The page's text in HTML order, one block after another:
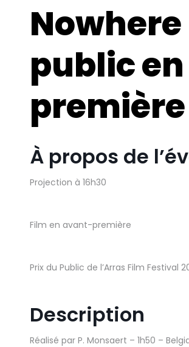
public
À propos de
Projection à 16h30
Film en avant-première
Prix du Public de l’Arras Film Festival
Description
Réalisé par P. Monsaert – 1h50 –